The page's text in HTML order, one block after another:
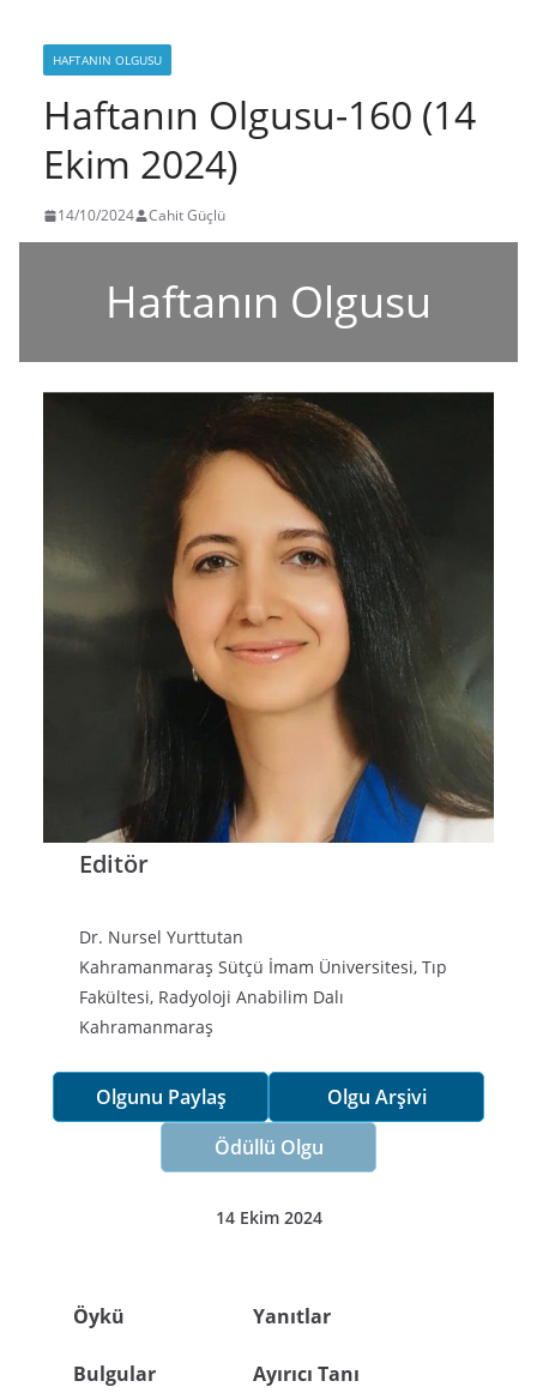
HAFTANIN OLGUSU
Haftanın Olgusu-160 (14
Ekim 2024)
14/10/2024 Cahit Güçlü
Haftanın Olgusu
Editör
Dr. Nursel Yurttutan
Kahramanmaraş Sütçü İmam Üniversitesi, Tıp
Fakültesi, Radyoloji Anabilim Dalı
Kahramanmaraş
Olgunu Paylaş
Olgu Arşivi
Ödüllü Olgu
14 Ekim 2024
Öykü Yanıtlar
Bulgular Ayırıcı Tanı